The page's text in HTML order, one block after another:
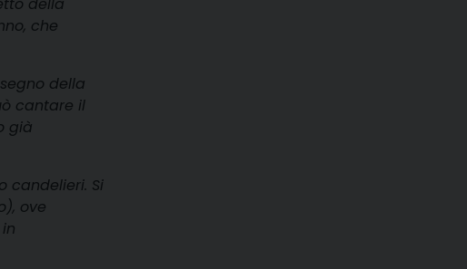
che
della
cantare il
già
candelieri. Si
ove